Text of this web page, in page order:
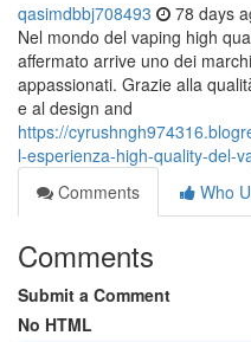
qasimdbbj708493 78 days
Nel mondo del vaping high
affermato arrive uno dei
appassionati. Grazie alla
e al design and
https://
l-esperienza-high-quality-del-
Comments
Who
Comments
Submit a Comment
No HTML